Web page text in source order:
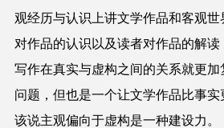
观经历与认识上讲文学作品和客观
对作品的认识以及读者对作品的解读
写作在真实与虚构之间的关系就更
问题，但也是一个让文学作品比事
该说主观偏向于虚构是一种建设力。